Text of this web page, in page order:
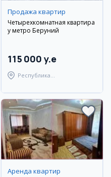
Продажа квартир
Четырехкомнатная квартира
у метро Беруний
115 000 y.e
Республика
Берунийский район
Аренда квартир